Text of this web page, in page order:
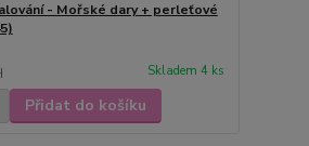
- Mořské dary + perleťové
Skladem 4 ks
Přidat do košíku